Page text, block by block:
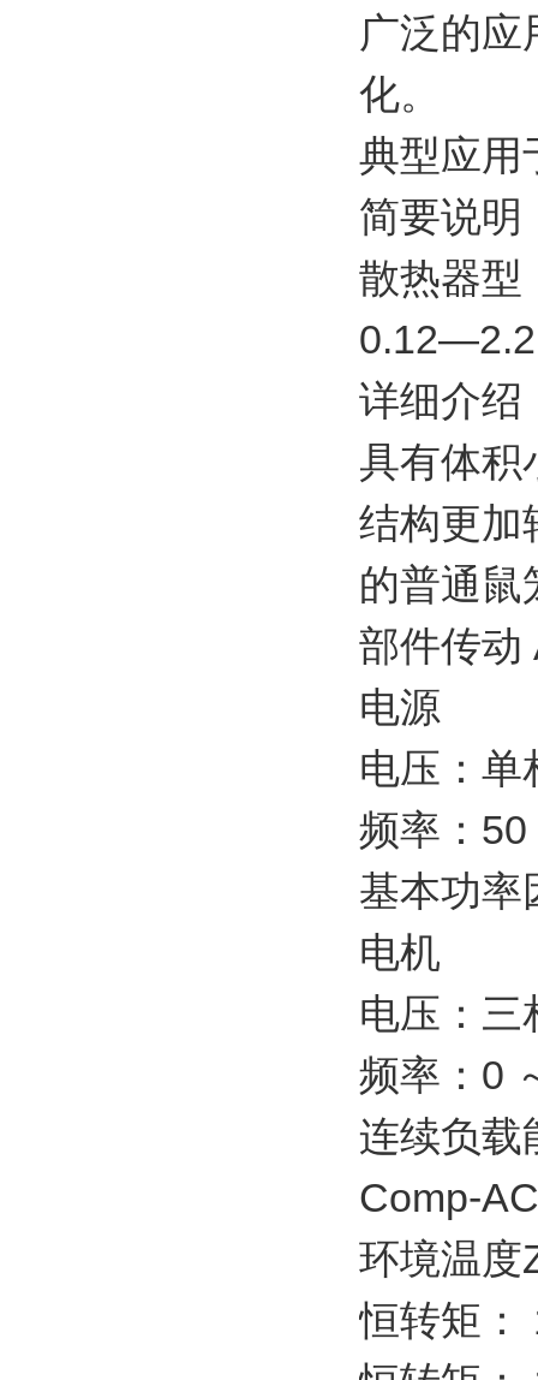
广泛的
化。
典型应用
简要说明
散热器型
详细介绍
具有体积
结构更加
的普通
部件传
电源
电压：单
频率：
基本功率
电机
电压：三
频率：0
连续负载
Comp-
环境温
恒转矩：